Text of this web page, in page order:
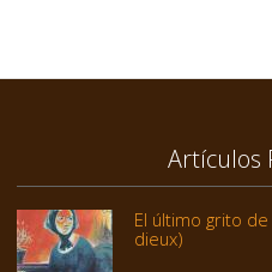
Artículos
El último grito
dieux)